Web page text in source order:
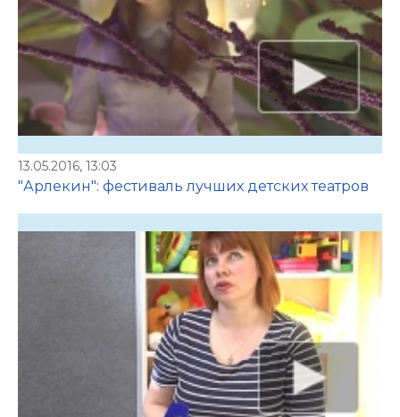
13.05.2016, 13:03
"Арлекин": фестиваль лучших детских театров